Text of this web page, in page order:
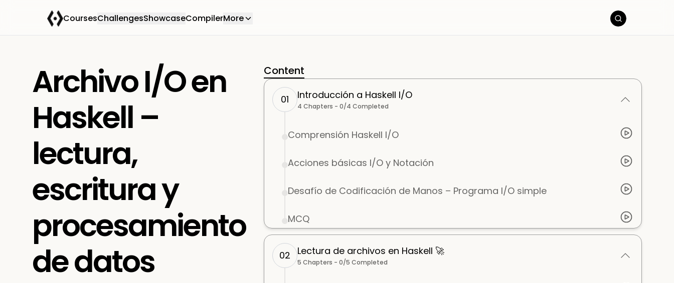
CoursesChallengesShowcaseCompilerMore
Archivo I/O en
Haskell –
lectura,
escritura y
procesamiento
de datos
Content
01 Introducción a Haskell I/O
4 Chapters - 0/4 Completed
Comprensión Haskell I/O
Acciones básicas I/O y Notación
Desafío de Codificación de Manos – Programa I/O simple
MCQ
02 Lectura de archivos en Haskell 🚀
5 Chapters - 0/5 Completed